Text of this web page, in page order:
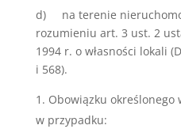
d) na terenie
rozumieniu art. 3 ust. 2
1994 r. o własności lokali
i 568).
Obowiązku określonego
w przypadku: